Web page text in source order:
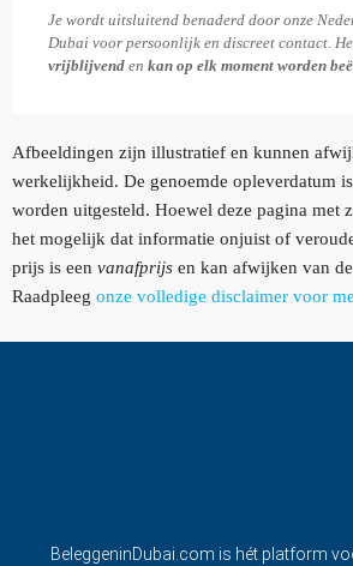
Je wordt uitsluitend benaderd door onze
Dubai voor persoonlijk en discreet contact.
vrijblijvend en kan op elk moment worden
Afbeeldingen zijn illustratief en kunnen
werkelijkheid. De genoemde opleverdatum
worden uitgesteld. Hoewel deze pagina met
het mogelijk dat informatie onjuist of
prijs is een vanafprijs en kan afwijken van
Raadpleeg onze volledige disclaimer voor
BeleggeninDubai.com is hét platform